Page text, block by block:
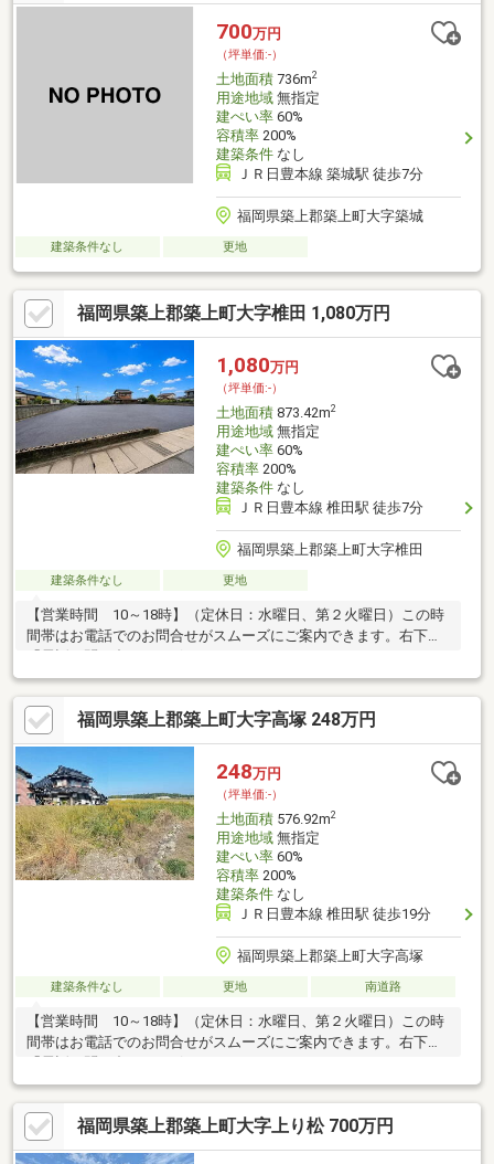
700万円
（坪単価:-）
土地面積736m2
用途地域無指定
建ぺい率60%
容積率200%
建築条件なし
ＪＲ日豊本線 築城駅 徒歩7分
福岡県築上郡築上町大字築城
建築条件なし 更地
福岡県築上郡築上町大字椎田 1,080万円
1,080万円
（坪単価:-）
土地面積873.42m2
用途地域無指定
建ぺい率60%
容積率200%
建築条件なし
ＪＲ日豊本線 椎田駅 徒歩7分
福岡県築上郡築上町大字椎田
建築条件なし 更地
【営業時間 10～18時】（定休日：水曜日、第２火曜日）この時
間帯はお電話でのお問合せがスムーズにご案内できます。右下の
福岡県築上郡築上町大字高塚 248万円
248万円
（坪単価:-）
土地面積576.92m2
用途地域無指定
建ぺい率60%
容積率200%
建築条件なし
ＪＲ日豊本線 椎田駅 徒歩19分
福岡県築上郡築上町大字高塚
建築条件なし 更地 南道路
【営業時間 10～18時】（定休日：水曜日、第２火曜日）この時
間帯はお電話でのお問合せがスムーズにご案内できます。右下の
福岡県築上郡築上町大字上り松 700万円